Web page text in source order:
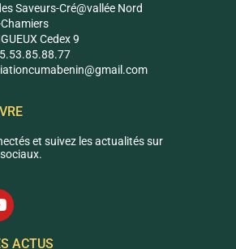
Saveurs-Cré@vallée Nord
Cedex 9
mail.com
et suivez les actualités sur
ACTUS